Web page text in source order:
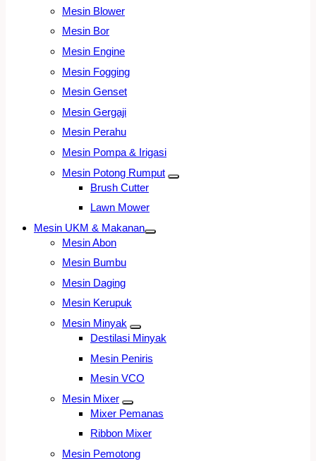
Mesin Blower
Mesin Bor
Mesin Engine
Mesin Fogging
Mesin Genset
Mesin Gergaji
Mesin Perahu
Mesin Pompa & Irigasi
Mesin Potong Rumput
Brush Cutter
Lawn Mower
Mesin UKM & Makanan
Mesin Abon
Mesin Bumbu
Mesin Daging
Mesin Kerupuk
Mesin Minyak
Destilasi Minyak
Mesin Peniris
Mesin VCO
Mesin Mixer
Mixer Pemanas
Ribbon Mixer
Mesin Pemotong